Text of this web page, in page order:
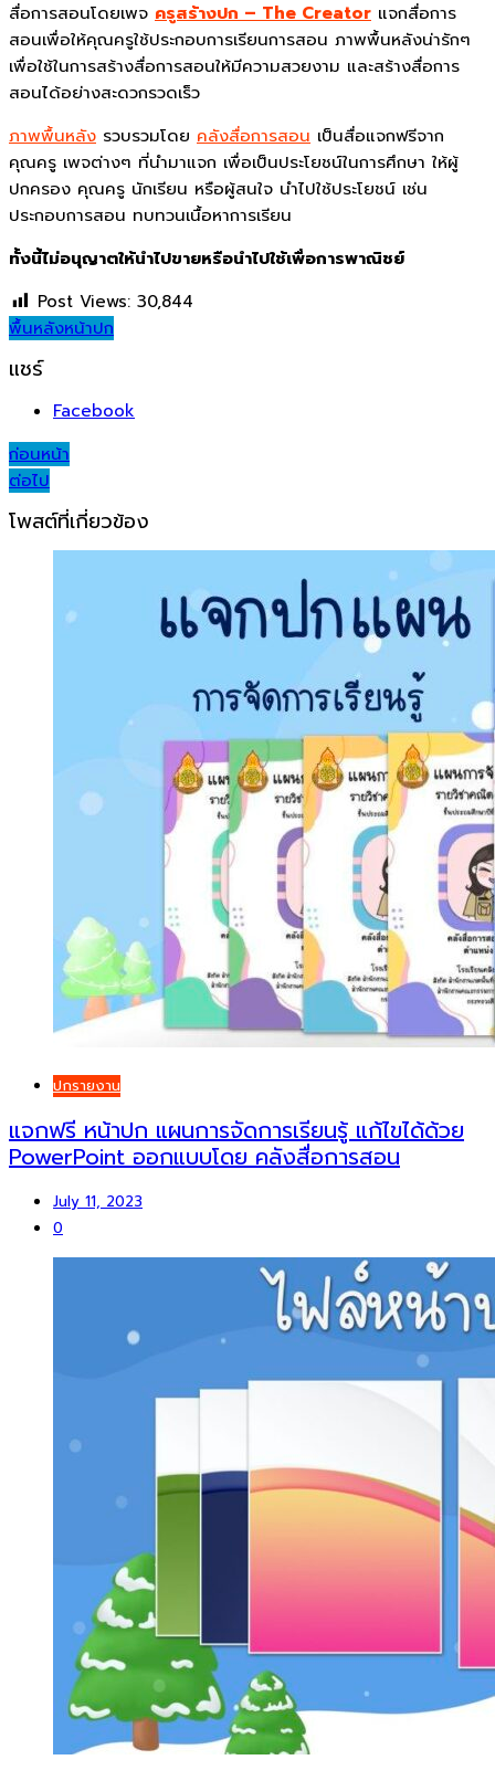
สื่อการสอนโดยเพจ ครูสร้างปก – The Creator แจกสื่อการ
สอนเพื่อให้คุณครูใช้ประกอบการเรียนการสอน ภาพพื้นหลังน่ารักๆ
เพื่อใช้ในการสร้างสื่อการสอนให้มีความสวยงาม และสร้างสื่อการ
สอนได้อย่างสะดวกรวดเร็ว
ภาพพื้นหลัง รวบรวมโดย คลังสื่อการสอน เป็นสื่อแจกฟรีจาก
คุณครู เพจต่างๆ ที่นำมาแจก เพื่อเป็นประโยชน์ในการศึกษา ให้ผู้
ปกครอง คุณครู นักเรียน หรือผู้สนใจ นำไปใช้ประโยชน์ เช่น
ประกอบการสอน ทบทวนเนื้อหาการเรียน
ทั้งนี้ไม่อนุญาตให้นำไปขายหรือนำไปใช้เพื่อการพาณิชย์
Post Views: 30,844
พื้นหลังหน้าปก
แชร์
Facebook
Post
navigation
ก่อนหน้า
ต่อไป
โพสต์ที่เกี่ยวข้อง
ปกรายงาน
แจกฟรี หน้าปก แผนการจัดการเรียนรู้ แก้ไขได้ด้วย
PowerPoint ออกแบบโดย คลังสื่อการสอน
July 11, 2023
0